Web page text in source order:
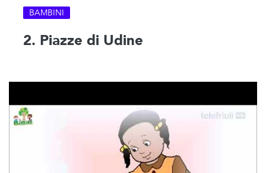
BAMBINI
2. Piazze di Udine